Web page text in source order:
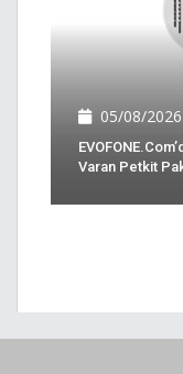
05/08/2026
Varan Petkit